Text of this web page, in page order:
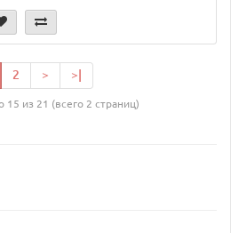
2 > >|
15 из 21 (всего 2 страниц)